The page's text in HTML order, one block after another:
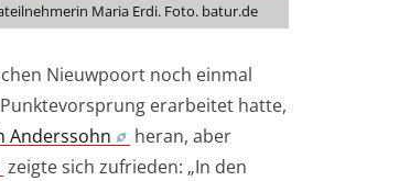
Maria Erdi. Foto. batur.de
Nieuwpoort noch einmal
erarbeitet hatte,
Anderssohn
heran, aber
zeigte sich zufrieden: „In den